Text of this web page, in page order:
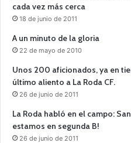
cada vez más cerca
18 de junio de 2011
A un minuto de la gloria
22 de mayo de 2010
Unos 200 aficionados, ya en
último aliento a La Roda CF.
26 de junio de 2011
La Roda habló en el campo:
estamos en segunda B!
26 de junio de 2011